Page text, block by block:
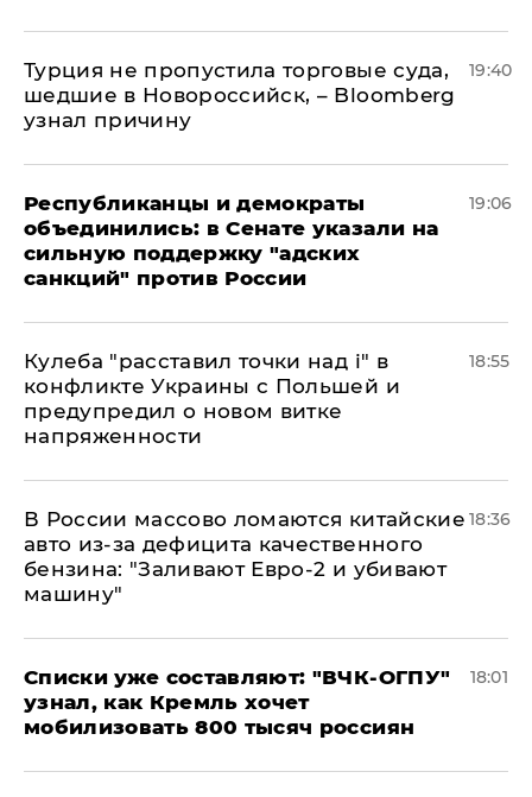
Турция не пропустила торговые суда,
шедшие в Новороссийск, – Bloomberg
узнал причину
19:40
Республиканцы и демократы
объединились: в Сенате указали на
сильную поддержку "адских
санкций" против России
19:06
Кулеба "расставил точки над і" в
конфликте Украины с Польшей и
предупредил о новом витке
напряженности
18:55
В России массово ломаются китайские
авто из-за дефицита качественного
бензина: "Заливают Евро-2 и убивают
машину"
18:36
Списки уже составляют: "ВЧК-ОГПУ"
узнал, как Кремль хочет
мобилизовать 800 тысяч россиян
18:01